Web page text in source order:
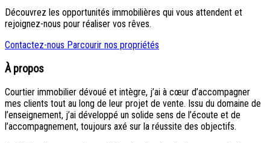
Découvrez les opportunités immobilières qui vous attendent et
rejoignez-nous pour réaliser vos rêves.
Contactez-nous Parcourir nos propriétés
À propos
Courtier immobilier dévoué et intègre, j’ai à cœur d’accompagner
mes clients tout au long de leur projet de vente. Issu du domaine de
l’enseignement, j’ai développé un solide sens de l’écoute et de
l’accompagnement, toujours axé sur la réussite des objectifs.